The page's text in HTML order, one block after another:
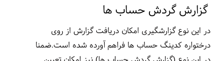
گزارش گردش حساب ها
در این نوع گزارشگیری امکان دریافت گزارش از روی
درختواره کدینگ حساب ها فراهم آورده شده است.ضمنا